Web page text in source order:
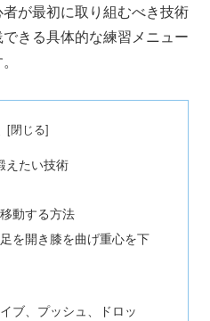
が最初に取り組むべき技術
きる具体的な練習メニュー
えたい技術
動する方法
を開き膝を曲げ重心を下
ブ、プッシュ、ドロッ